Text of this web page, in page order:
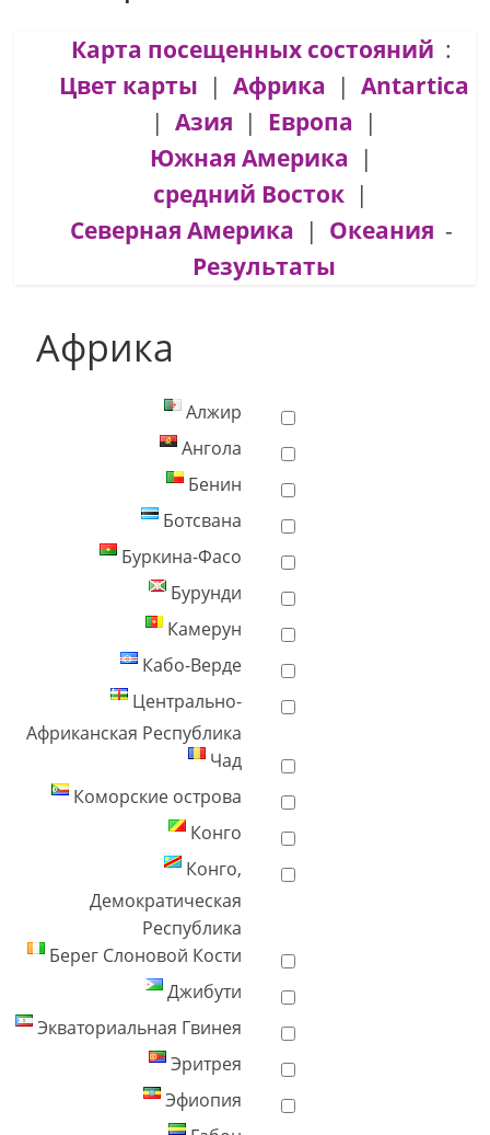
Карта посещенных состояний :
Цвет карты | Африка | Antartica
| Азия | Европа |
Южная Америка |
средний Восток |
Северная Америка | Океания -
Результаты
Африка
Алжир
Ангола
Бенин
Ботсвана
Буркина-Фасо
Бурунди
Камерун
Кабо-Верде
Центрально-
Африканская Республика
Чад
Коморские острова
Конго
Конго,
Демократическая
Республика
Берег Слоновой Кости
Джибути
Экваториальная Гвинея
Эритрея
Эфиопия